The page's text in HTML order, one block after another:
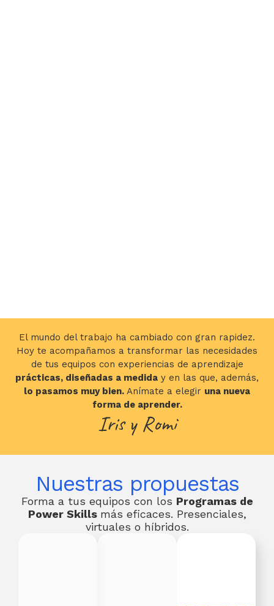
El mundo del trabajo ha cambiado con gran rapidez.
Hoy te acompañamos a transformar las necesidades
de tus equipos con experiencias de aprendizaje
prácticas, diseñadas a medida y en las que, además,
lo pasamos muy bien. Anímate a elegir una nueva
forma de aprender.
Iris y Romi
Nuestras propuestas
Forma a tus equipos con los Programas de
Power Skills más eficaces. Presenciales,
virtuales o híbridos.